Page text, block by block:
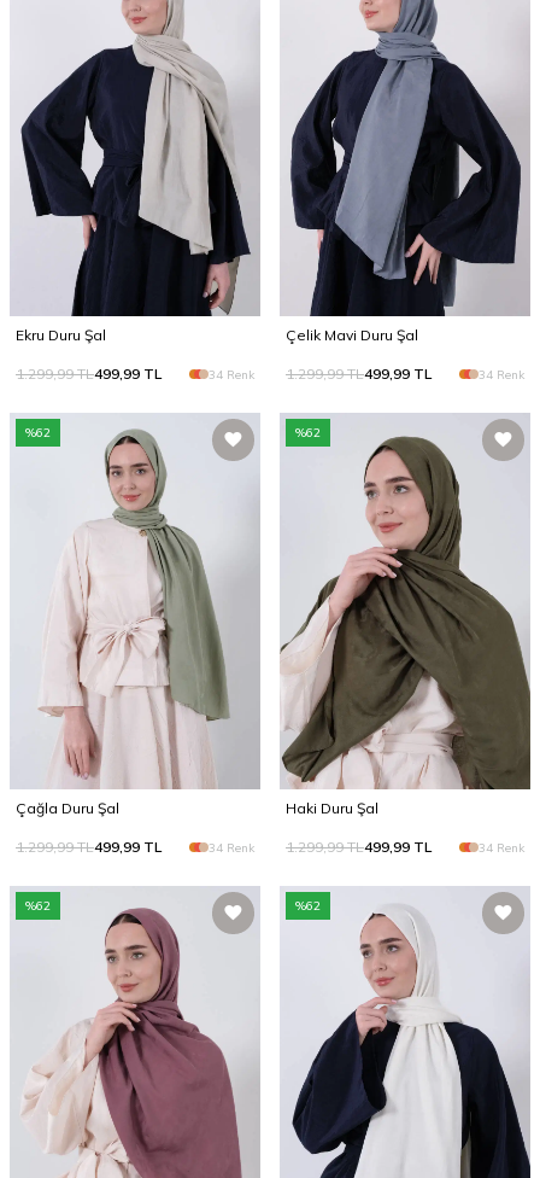
Ekru Duru Şal
1.299,99TL499,99 TL 34 Renk
Çelik Mavi Duru Şal
1.299,99TL499,99 TL 34 Renk
%62
Çağla Duru Şal
1.299,99TL499,99 TL 34 Renk
%62
Haki Duru Şal
1.299,99TL499,99 TL 34 Renk
%62 %62